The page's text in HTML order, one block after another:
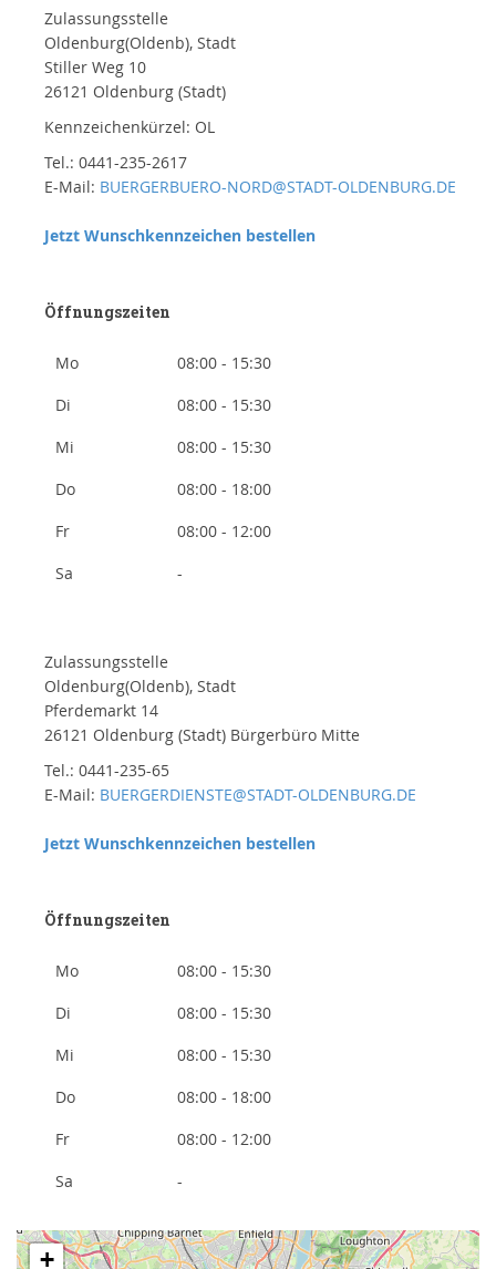
Zulassungsstelle
Oldenburg(Oldenb), Stadt
Stiller Weg 10
26121 Oldenburg (Stadt)
Kennzeichenkürzel: OL
Tel.: 0441-235-2617
E-Mail: BUERGERBUERO-NORD@STADT-OLDENBURG.DE
Jetzt Wunschkennzeichen bestellen
Öffnungszeiten
Mo
08:00 - 15:30
Di
08:00 - 15:30
Mi
08:00 - 15:30
Do
08:00 - 18:00
Fr
08:00 - 12:00
Sa
-
Zulassungsstelle
Oldenburg(Oldenb), Stadt
Pferdemarkt 14
26121 Oldenburg (Stadt) Bürgerbüro Mitte
Tel.: 0441-235-65
E-Mail: BUERGERDIENSTE@STADT-OLDENBURG.DE
Jetzt Wunschkennzeichen bestellen
Öffnungszeiten
Mo
08:00 - 15:30
Di
08:00 - 15:30
Mi
08:00 - 15:30
Do
08:00 - 18:00
Fr
08:00 - 12:00
Sa
-
+